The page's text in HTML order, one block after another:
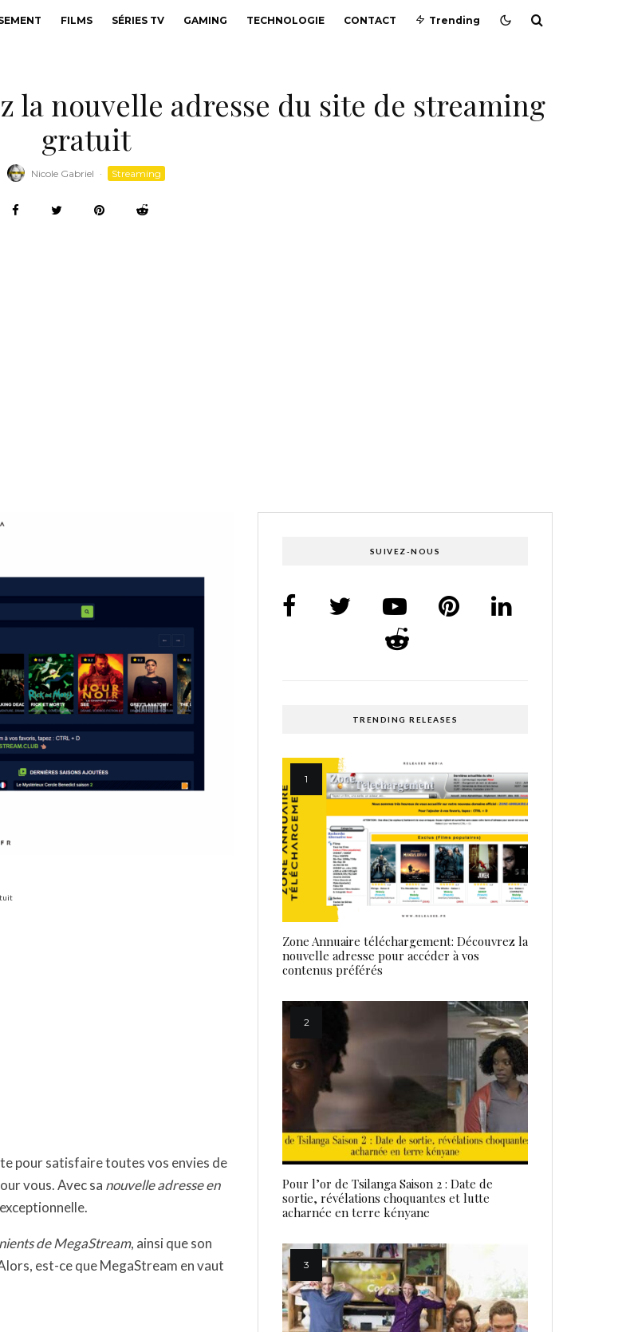
FILMS SÉRIES TV GAMING TECHNOLOGIE CONTACT Trending
la nouvelle adresse du site de streaming
gratuit
Nicole Gabriel · Streaming
pour satisfaire toutes vos envies de
vous. Avec sa nouvelle adresse en
de MegaStream, ainsi que son
est-ce que MegaStream en vaut
SUIVEZ-NOUS
TRENDING RELEASES
Zone Annuaire téléchargement: Découvrez la
nouvelle adresse pour accéder à vos
contenus préférés
Pour l’or de Tsilanga Saison 2 : Date de
sortie, révélations choquantes et lutte
acharnée en terre kényane